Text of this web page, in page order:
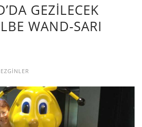
GEZİLECEK
WAND-SARI